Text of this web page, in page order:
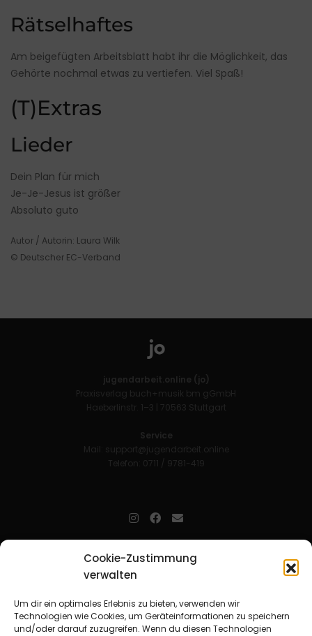
Cookie-Zustimmung
verwalten
Um dir ein optimales Erlebnis zu bieten, verwenden wir
Technologien wie Cookies, um Geräteinformationen zu speichern
und/oder darauf zuzugreifen. Wenn du diesen Technologien
Rätselhaftes
Am beigefügten Arbeitsblatt habt ihr die Möglichkeit, das
Gehörte nochmal etwas zu vertiefen. Viel Spaß!
(T)Extras
Lieder
Dein Plan für mich
Je-Je-Jesus ist größer
Absoluto guto
Autor / Autorin: Laura Wilk
© Deutscher EC-Verband
jugendarbeit.online (jo)
Praxisverlag buch+musik bm gGmbH
Haeberlinstr. 1–3 | 70563 Stuttgart
Service
Mail: support@jugendarbeit.online
Telefon: 0711 / 9781-419
Mitarbeitende in der christlichen Kinder-, Jugend- und jungen
Erwachsenenarbeit. Aufjofindet man unkompliziert und schnell
Beziehungsarbeit.
Beteiligte Verbände